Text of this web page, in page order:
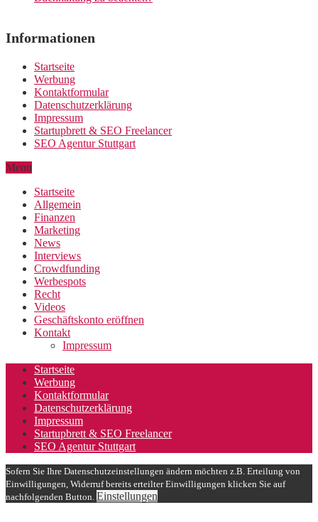
Informationen
Startseite
Werbung
Kontaktformular
Datenschutzerklärung
Impressum
Startupbrett & SEO Freelancer
SEO Agentur Stuttgart
Menu
Startseite
Allgemein
Finanzen
Marketing
News
Interviews
Crowdfunding
Werbespots
Recht
Videos
Geschäftskonto eröffnen
Kontakt
Impressum
Startseite
Werbung
Kontaktformular
Datenschutzerklärung
Impressum
Startupbrett & SEO Freelancer
SEO Agentur Stuttgart
Sofern Sie Ihre Datenschutzeinstellungen ändern möchten z.B. Erteilung von
Einwilligungen, Widerruf bereits erteilter Einwilligungen klicken Sie auf
nachfolgenden Button. Einstellungen